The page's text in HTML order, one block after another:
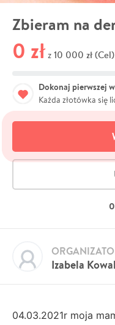
Zbieram na
0 zł z 10 000 zł (Cel)
Dokonaj pierwszej
Każda złotówka się
0
Izabela
04.03.2021r moja